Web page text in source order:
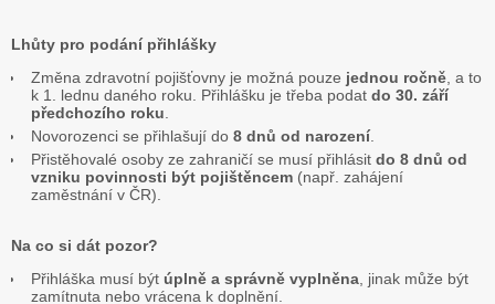
Lhůty pro podání přihlášky
Změna zdravotní pojišťovny je možná pouze jednou ročně , a to
k 1. lednu daného roku. Přihlášku je třeba podat do 30. září
předchozího roku
Novorozenci se přihlašují do 8 dnů od narození.
Přistěhovalé osoby ze zahraničí se musí přihlásit do 8 dnů od
vzniku povinnosti být pojištěncem (např. zahájení
zaměstnání v ČR).
Na co si dát pozor?
Přihláška musí být úplně a správně vyplněna , jinak může být
zamítnuta nebo vrácena k doplnění.